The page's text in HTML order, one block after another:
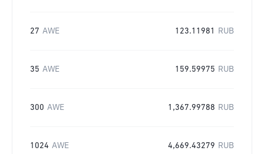
27 AWE 123.11981 RUB
35 AWE 159.59975 RUB
300 AWE 1,367.99788 RUB
1024 AWE 4,669.43279 RUB